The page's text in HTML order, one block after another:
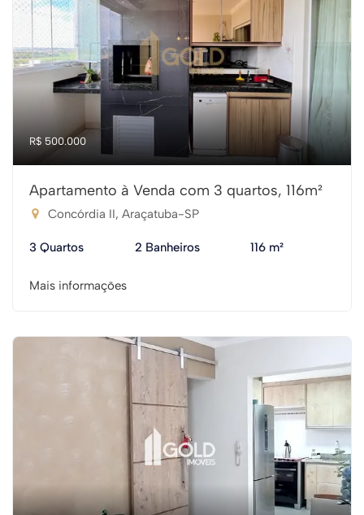
R$ 500.000
Apartamento à Venda com 3 quartos, 116m²
Concórdia II, Araçatuba-SP
3 Quartos 2 Banheiros 116 m²
Mais informações